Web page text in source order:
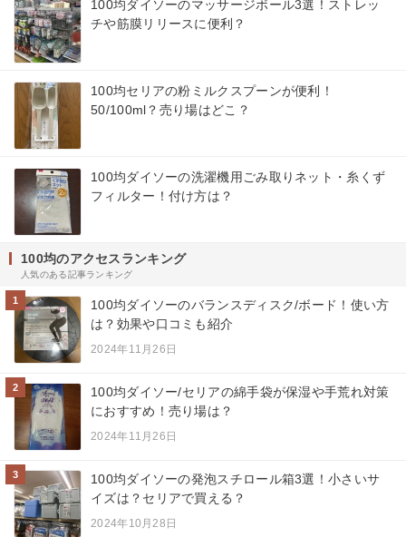
100均ダイソーのマッサージボール3選！ストレッ
チや筋膜リリースに便利？
100均セリアの粉ミルクスプーンが便利！
50/100ml？売り場はどこ？
100均ダイソーの洗濯機用ごみ取りネット・糸くず
フィルター！付け方は？
100均のアクセスランキング
人気のある記事ランキング
1
100均ダイソーのバランスディスク/ボード！使い方
は？効果や口コミも紹介
2024年11月26日
2
100均ダイソー/セリアの綿手袋が保湿や手荒れ対策
におすすめ！売り場は？
2024年11月26日
3
100均ダイソーの発泡スチロール箱3選！小さいサ
イズは？セリアで買える？
2024年10月28日